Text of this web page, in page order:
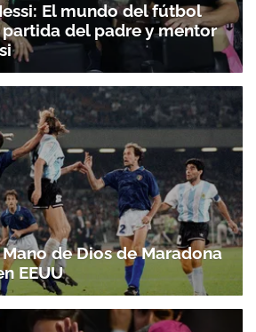
El mundo del fútbol
del padre y mentor
de Dios de Maradona
EEUU